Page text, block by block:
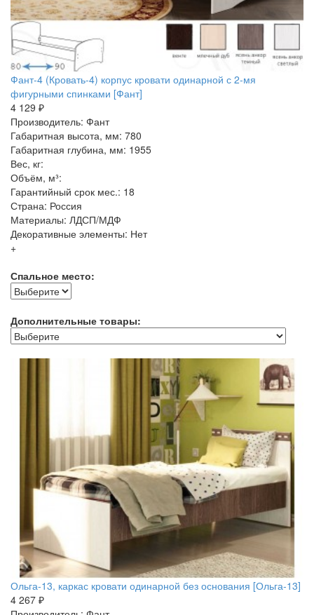
Фант-4 (Кровать-4) корпус кровати одинарной с 2-мя
фигурными спинками [Фант]
4 129 ₽
Производитель: Фант
Габаритная высота, мм: 780
Габаритная глубина, мм: 1955
Вес, кг:
Объём, м³:
Гарантийный срок мес.: 18
Страна: Россия
Материалы: ЛДСП/МДФ
Декоративные элементы: Нет
+
Спальное место:
Дополнительные товары:
Ольга-13, каркас кровати одинарной без основания [Ольга-13]
4 267 ₽